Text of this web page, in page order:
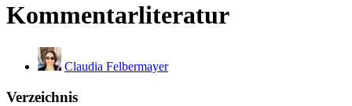
Kommentarliteratur
Claudia Felbermayer
Verzeichnis